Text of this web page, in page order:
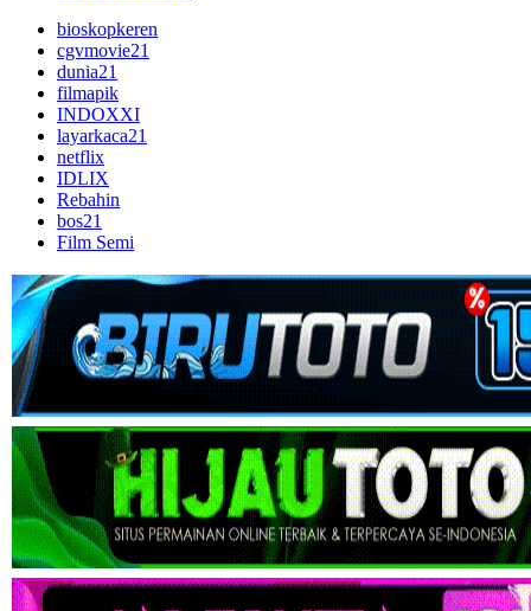
bioskopkeren
cgvmovie21
dunia21
filmapik
INDOXXI
layarkaca21
netflix
IDLIX
Rebahin
bos21
Film Semi